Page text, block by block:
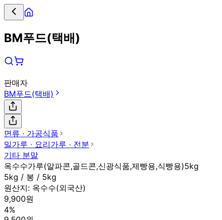
BM푸드(택배)
판매자
BM푸드(택배)
면류 ∙ 가공식품
밀가루 ∙ 요리가루 ∙ 전분
기타 분말
옥수수가루(알파콘,골드콘,신광식품,제빵용,식빵용)5kg
5kg / 봉 / 5kg
원산지: 옥수수(외국산)
9,900원
4%